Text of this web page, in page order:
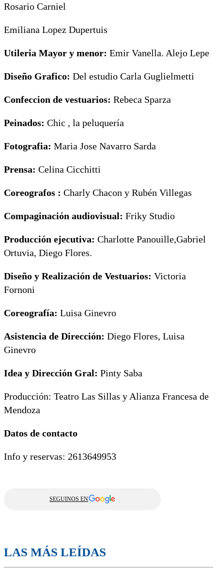
Rosario Carniel
Emiliana Lopez Dupertuis
Utileria Mayor y menor: Emir Vanella. Alejo Lepe
Diseño Grafico: Del estudio Carla Guglielmetti
Confeccion de vestuarios: Rebeca Sparza
Peinados: Chic , la peluquería
Fotografia: Maria Jose Navarro Sarda
Prensa: Celina Cicchitti
Coreografos : Charly Chacon y Rubén Villegas
Compaginación audiovisual: Friky Studio
Producción ejecutiva: Charlotte Panouille,Gabriel
Ortuvia, Diego Flores.
Diseño y Realización de Vestuarios: Victoria
Fornoni
Coreografía: Luisa Ginevro
Asistencia de Dirección: Diego Flores, Luisa
Ginevro
Idea y Dirección Gral: Pinty Saba
Producción: Teatro Las Sillas y Alianza Francesa de
Mendoza
Datos de contacto
Info y reservas: 2613649953
SEGUINOS EN
LAS MÁS LEÍDAS